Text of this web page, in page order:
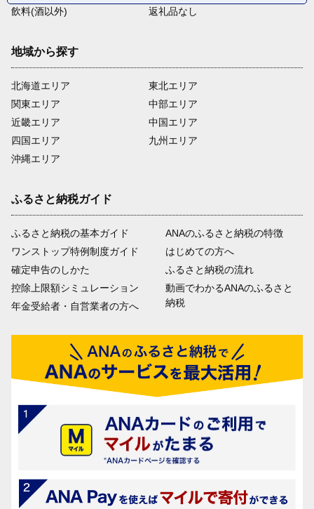
飲料(酒以外)
返礼品なし
地域から探す
北海道エリア
関東エリア
近畿エリア
四国エリア
沖縄エリア
東北エリア
中部エリア
中国エリア
九州エリア
ふるさと納税ガイド
ふるさと納税の基本ガイド
ワンストップ特例制度ガイド
確定申告のしかた
控除上限額シミュレーション
年金受給者・自営業者の方へ
ANAのふるさと納税の特徴
はじめての方へ
ふるさと納税の流れ
動画でわかるANAのふるさと
納税